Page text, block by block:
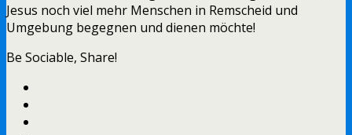
Jesus noch viel mehr Menschen in Remscheid und
Umgebung begegnen und dienen möchte!
Be Sociable, Share!